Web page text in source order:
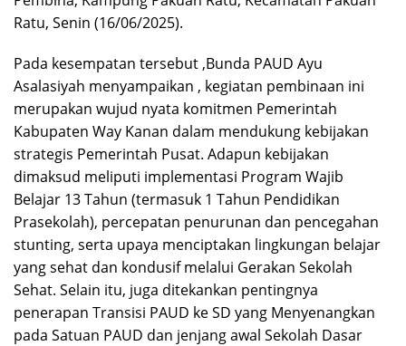
Ratu, Senin (16/06/2025).
Pada kesempatan tersebut ,Bunda PAUD Ayu
Asalasiyah menyampaikan , kegiatan pembinaan ini
merupakan wujud nyata komitmen Pemerintah
Kabupaten Way Kanan dalam mendukung kebijakan
strategis Pemerintah Pusat. Adapun kebijakan
dimaksud meliputi implementasi Program Wajib
Belajar 13 Tahun (termasuk 1 Tahun Pendidikan
Prasekolah), percepatan penurunan dan pencegahan
stunting, serta upaya menciptakan lingkungan belajar
yang sehat dan kondusif melalui Gerakan Sekolah
Sehat. Selain itu, juga ditekankan pentingnya
penerapan Transisi PAUD ke SD yang Menyenangkan
pada Satuan PAUD dan jenjang awal Sekolah Dasar